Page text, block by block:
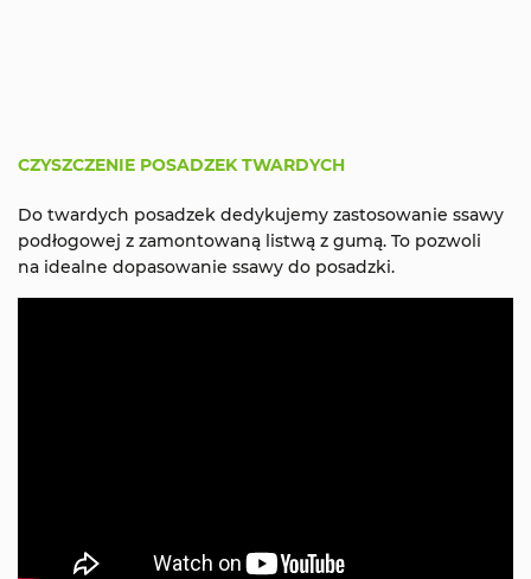
CZYSZCZENIE POSADZEK TWARDYCH
Do twardych posadzek dedykujemy zastosowanie ssawy
podłogowej z zamontowaną listwą z gumą. To pozwoli
na idealne dopasowanie ssawy do posadzki.